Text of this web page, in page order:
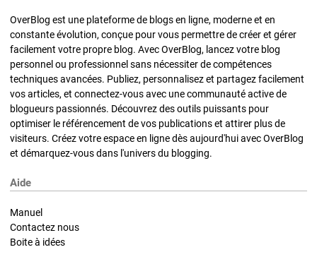
OverBlog est une plateforme de blogs en ligne, moderne et en
constante évolution, conçue pour vous permettre de créer et gérer
facilement votre propre blog. Avec OverBlog, lancez votre blog
personnel ou professionnel sans nécessiter de compétences
techniques avancées. Publiez, personnalisez et partagez facilement
vos articles, et connectez-vous avec une communauté active de
blogueurs passionnés. Découvrez des outils puissants pour
optimiser le référencement de vos publications et attirer plus de
visiteurs. Créez votre espace en ligne dès aujourd'hui avec OverBlog
et démarquez-vous dans l'univers du blogging.
Aide
Manuel
Contactez nous
Boite à idées